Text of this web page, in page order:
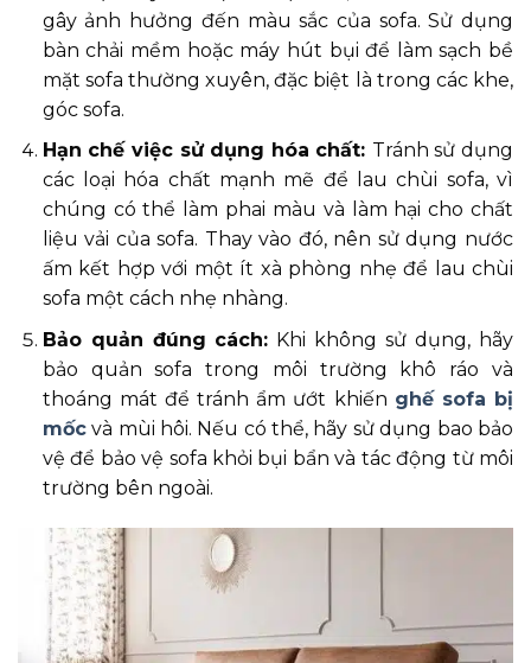
gây ảnh hưởng đến màu sắc của sofa. Sử dụng
bàn chải mềm hoặc máy hút bụi để làm sạch bề
mặt sofa thường xuyên, đặc biệt là trong các khe,
góc sofa.
Hạn chế việc sử dụng hóa chất: Tránh sử dụng
các loại hóa chất mạnh mẽ để lau chùi sofa, vì
chúng có thể làm phai màu và làm hại cho chất
liệu vải của sofa. Thay vào đó, nên sử dụng nước
ấm kết hợp với một ít xà phòng nhẹ để lau chùi
sofa một cách nhẹ nhàng.
Bảo quản đúng cách: Khi không sử dụng, hãy
bảo quản sofa trong môi trường khô ráo và
thoáng mát để tránh ẩm ướt khiến ghế sofa bị
mốcvà mùi hôi. Nếu có thể, hãy sử dụng bao bảo
vệ để bảo vệ sofa khỏi bụi bẩn và tác động từ môi
trường bên ngoài.